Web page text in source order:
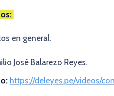
en general.
José Balarezo Reyes.
https://deleyes.pe/videos/